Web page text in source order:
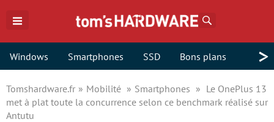
Windows Smartphones SSD Bons plans >
Tomshardware.fr Mobilité Smartphones
Le OnePlus 13
met à plat toute la concurrence selon ce benchmark réalisé sur
Antutu